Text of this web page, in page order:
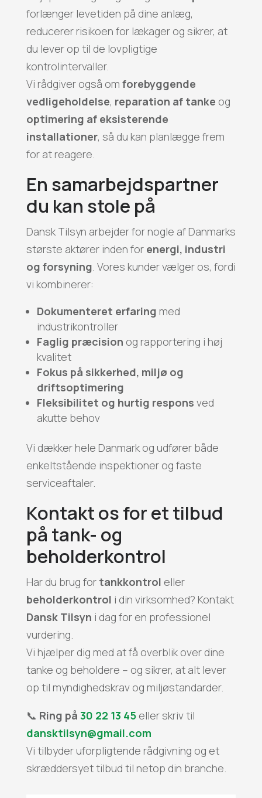
forlænger levetiden på dine anlæg,
reducerer risikoen for lækager og sikrer, at
du lever op til de lovpligtige
kontrolintervaller.
Vi rådgiver også om forebyggende
vedligeholdelse, reparation af tanke og
optimering af eksisterende
installationer, så du kan planlægge frem
for at reagere.
En samarbejdspartner
du kan stole på
Dansk Tilsyn arbejder for nogle af Danmarks
største aktører inden for energi, industri
og forsyning. Vores kunder vælger os, fordi
vi kombinerer:
Dokumenteret erfaring med
industrikontroller
Faglig præcision og rapportering i høj
kvalitet
Fokus på sikkerhed, miljø og
driftsoptimering
Fleksibilitet og hurtig respons ved
akutte behov
Vi dækker hele Danmark og udfører både
enkeltstående inspektioner og faste
serviceaftaler.
Kontakt os for et tilbud
på tank- og
beholderkontrol
Har du brug for tankkontrol eller
beholderkontrol i din virksomhed? Kontakt
Dansk Tilsyn i dag for en professionel
vurdering.
Vi hjælper dig med at få overblik over dine
tanke og beholdere – og sikrer, at alt lever
op til myndighedskrav og miljøstandarder.
📞 Ring på 30 22 13 45eller skriv til
dansktilsyn@gmail.com
Vi tilbyder uforpligtende rådgivning og et
skræddersyet tilbud til netop din branche.